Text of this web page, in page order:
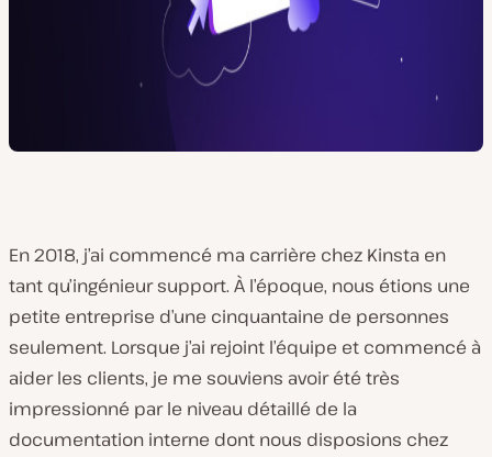
En 2018, j’ai commencé ma carrière chez Kinsta en
tant qu’ingénieur support. À l’époque, nous étions une
petite entreprise d’une cinquantaine de personnes
seulement. Lorsque j’ai rejoint l’équipe et commencé à
aider les clients, je me souviens avoir été très
impressionné par le niveau détaillé de la
documentation interne dont nous disposions chez